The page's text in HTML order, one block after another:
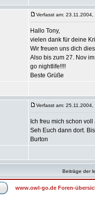
Verfasst am: 23.11.2004,
Hallo Tony,
vielen dank für deine
Wir freuen uns dich
Also bis zum 27. Nov
go nightlife!!!!
Beste Grüße
Verfasst am: 25.11.2004,
Ich freu mich schon
Seh Euch dann dort.
Burton
Beiträge der
www.owl-go.de Foren-